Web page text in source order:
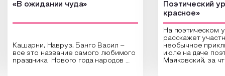
«В ожидании чуда»
Кашарни, Навруз, Банго Васил –
все это название самого любимого
праздника Нового года народов
Поэтический
красное»
На поэтическом
расскажет
необычное
июле на даче
Маяковский, за